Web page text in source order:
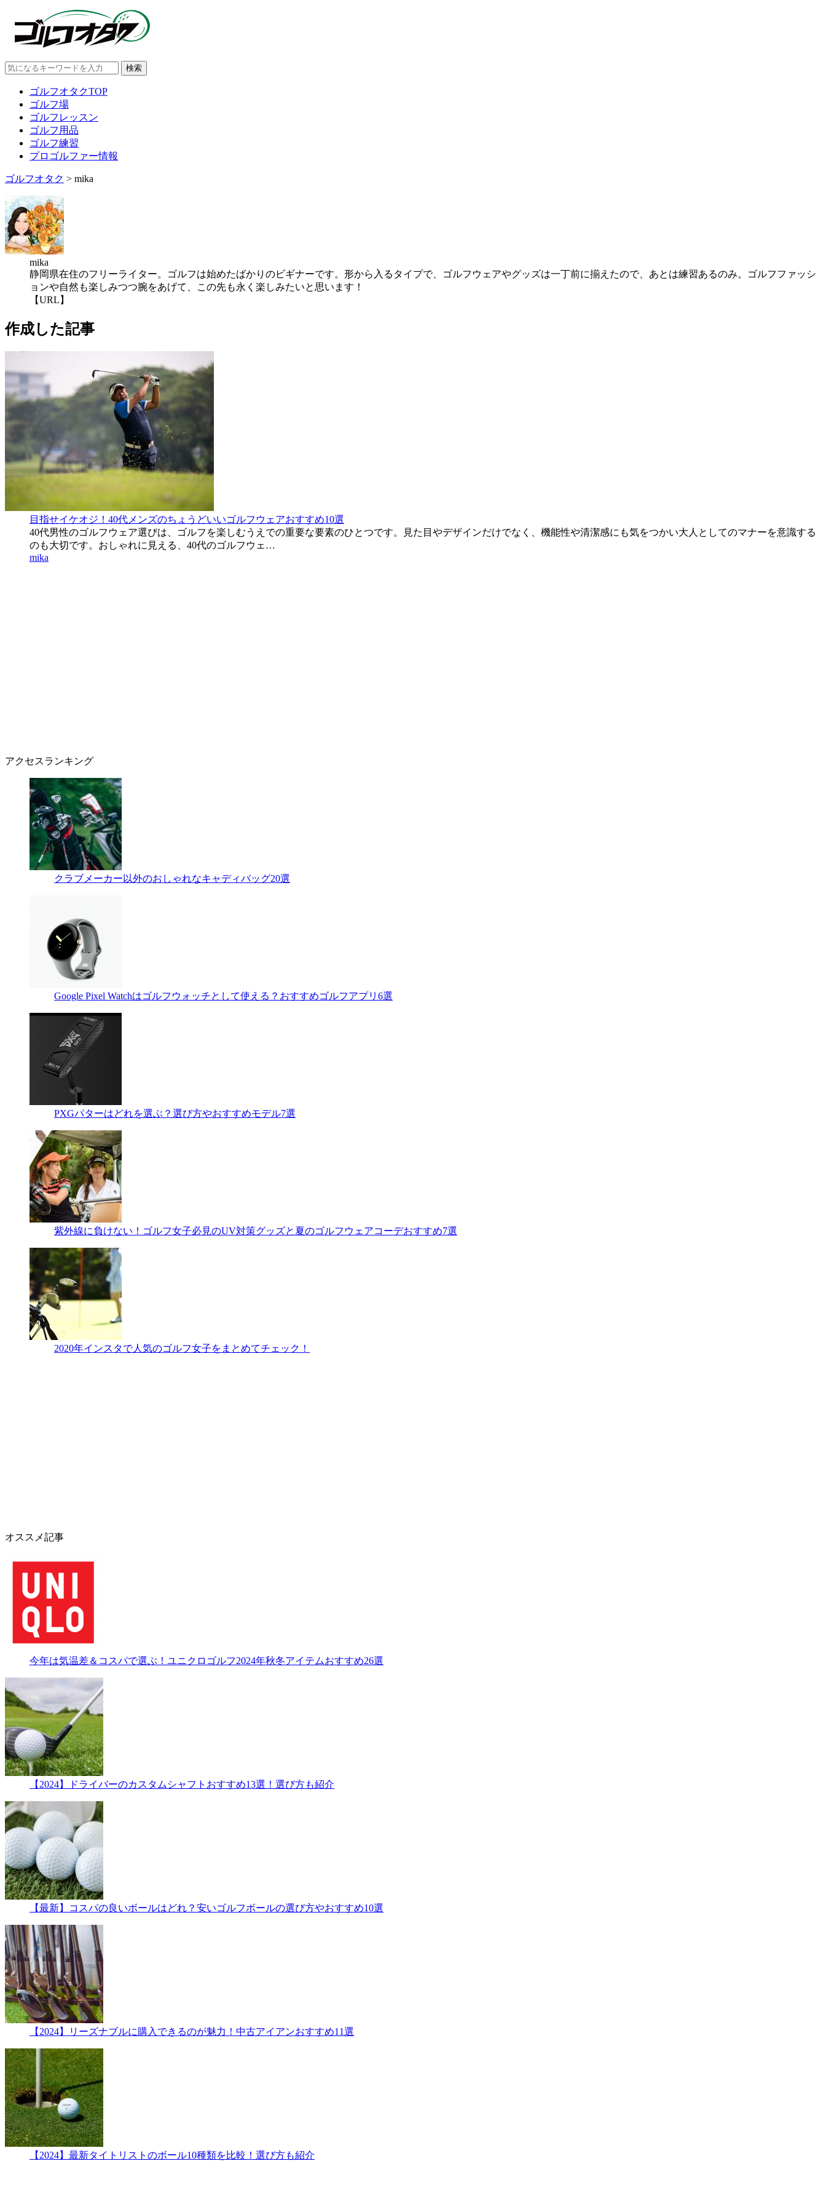
ゴルフオタクTOP
ゴルフ場
ゴルフレッスン
ゴルフ用品
ゴルフ練習
プロゴルファー情報
ゴルフオタク > mika
mika
静岡県在住のフリーライター。ゴルフは始めたばかりのビギナーです。形から入るタイプで、ゴルフウェアやグッズは一丁前に揃えたので、あとは練習あるのみ。ゴルフファッシ
ョンや自然も楽しみつつ腕をあげて、この先も永く楽しみたいと思います！
【URL】
作成した記事
目指せイケオジ！40代メンズのちょうどいいゴルフウェアおすすめ10選
40代男性のゴルフウェア選びは、ゴルフを楽しむうえでの重要な要素のひとつです。見た目やデザインだけでなく、機能性や清潔感にも気をつかい大人としてのマナーを意識する
のも大切です。おしゃれに見える、40代のゴルフウェ…
mika
アクセスランキング
クラブメーカー以外のおしゃれなキャディバッグ20選
Google Pixel Watchはゴルフウォッチとして使える？おすすめゴルフアプリ6選
PXGパターはどれを選ぶ？選び方やおすすめモデル7選
紫外線に負けない！ゴルフ女子必見のUV対策グッズと夏のゴルフウェアコーデおすすめ7選
2020年インスタで人気のゴルフ女子をまとめてチェック！
オススメ記事
今年は気温差＆コスパで選ぶ！ユニクロゴルフ2024年秋冬アイテムおすすめ26選
【2024】ドライバーのカスタムシャフトおすすめ13選！選び方も紹介
【最新】コスパの良いボールはどれ？安いゴルフボールの選び方やおすすめ10選
【2024】リーズナブルに購入できるのが魅力！中古アイアンおすすめ11選
【2024】最新タイトリストのボール10種類を比較！選び方も紹介